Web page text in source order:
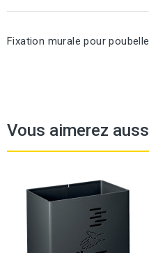
Fixation murale pour
Vous aimerez